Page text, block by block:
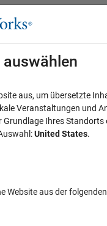
ISC
Toolbox
data from the
(ISC)
auswählen
aus, um übersetzte
Veranstaltungen und
Grundlage Ihres Standorts
United States.
Website aus der